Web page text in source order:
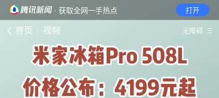
· 获取全网一手热点 打开
首页 视频 无障碍